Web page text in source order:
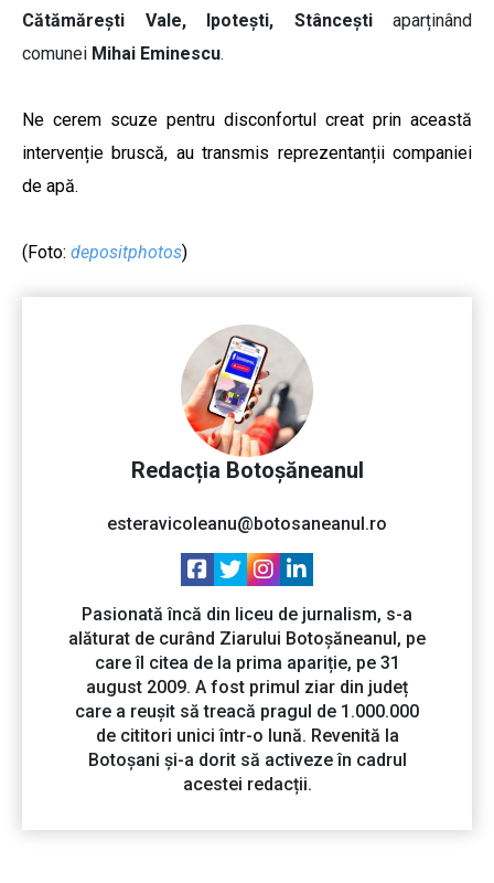
Cătămărești Vale, Ipotești, Stâncești aparținând
comunei Mihai Eminescu.
Ne cerem scuze pentru disconfortul creat prin această
intervenție bruscă, au transmis reprezentanții companiei
de apă.
(Foto: depositphotos)
Redacția Botoșăneanul
esteravicoleanu@botosaneanul.ro
Pasionată încă din liceu de jurnalism, s-a
alăturat de curând Ziarului Botoșăneanul, pe
care îl citea de la prima apariție, pe 31
august 2009. A fost primul ziar din județ
care a reușit să treacă pragul de 1.000.000
de cititori unici într-o lună. Revenită la
Botoșani și-a dorit să activeze în cadrul
acestei redacții.